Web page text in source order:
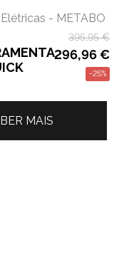
- METABO
395,95€
296,96€
-25%
MAIS